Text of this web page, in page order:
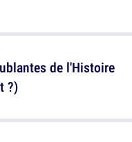
de l'Histoire
?)